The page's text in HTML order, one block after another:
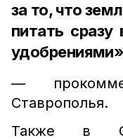
за то, что
питать
—
Ставрополья.
Также в